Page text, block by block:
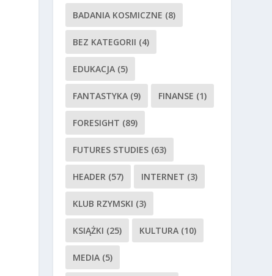
BADANIA KOSMICZNE (8)
BEZ KATEGORII (4)
EDUKACJA (5)
FANTASTYKA (9) FINANSE (1)
FORESIGHT (89)
FUTURES STUDIES (63)
HEADER (57) INTERNET (3)
KLUB RZYMSKI (3)
KSIĄŻKI (25) KULTURA (10)
MEDIA (5)